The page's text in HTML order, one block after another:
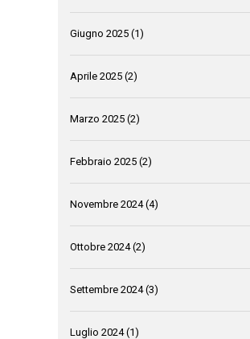
Giugno 2025 (1)
Aprile 2025 (2)
Marzo 2025 (2)
Febbraio 2025 (2)
Novembre 2024(4)
Ottobre 2024(2)
Settembre 2024(3)
Luglio 2024(1)